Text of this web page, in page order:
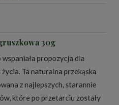
30g
propozycja dla
Ta naturalna przekąska
z najlepszych, starannie
które po przetarciu zostały